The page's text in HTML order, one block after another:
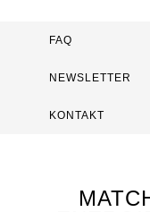
FAQ
NEWSLETTER
KONTAKT